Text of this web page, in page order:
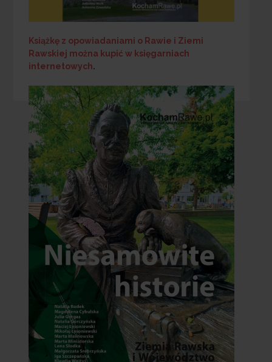
Książkę z opowiadaniami o Rawie i Ziemi
Rawskiej można kupić w księgarniach
internetowych.